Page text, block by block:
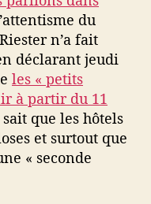
du
n’a fait
déclarant jeudi
les « petits
à partir du 11
que les hôtels
et surtout que
« seconde